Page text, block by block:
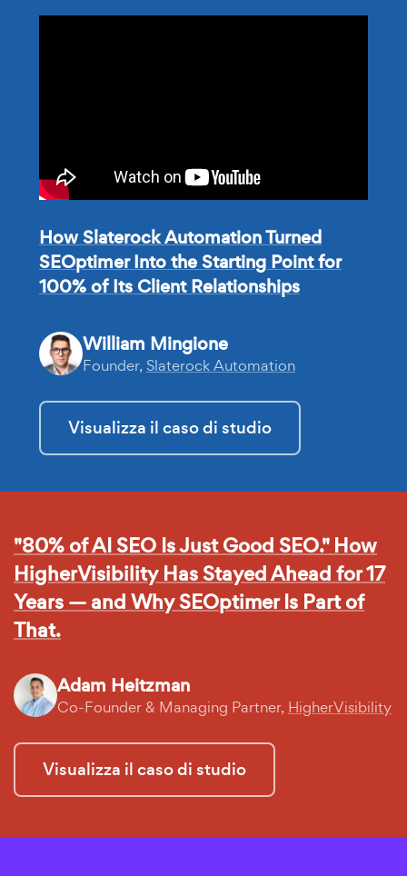
How Slaterock Automation Turned
SEOptimer Into the Starting Point for
100% of Its Client Relationships
William Mingione
Founder, Slaterock Automation
Visualizza il caso di studio
"80% of AI SEO Is Just Good SEO." How
HigherVisibility Has Stayed Ahead for 17
Years — and Why SEOptimer Is Part of
That.
Adam Heitzman
Co-Founder & Managing Partner, HigherVisibility
Visualizza il caso di studio